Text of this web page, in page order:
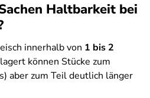
Haltbarkeit bei
innerhalb von 1 bis 2
können Stücke zum
aber zum Teil deutlich länger